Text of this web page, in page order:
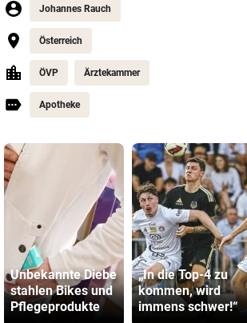
Johannes Rauch
Österreich
ÖVP Ärztekammer
Apotheke
Unbekannte Diebe
stahlen Bikes und
Pflegeprodukte
„In die Top-4 zu
kommen, wird
immens schwer!“